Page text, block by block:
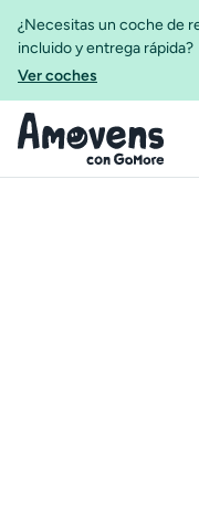
¿Necesitas un coche de
incluido y entrega rápida?
Ver coches